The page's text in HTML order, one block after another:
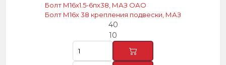
Болт М16х1.5-6пх38, МАЗ ОАО
Болт М16х 38 крепления подвески, МАЗ
40
10